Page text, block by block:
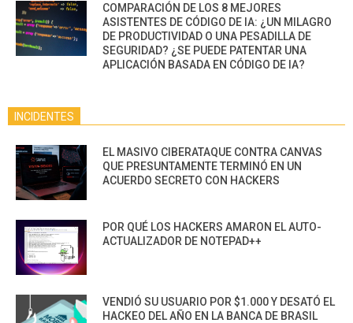
COMPARACIÓN DE LOS 8 MEJORES
ASISTENTES DE CÓDIGO DE IA: ¿UN MILAGRO
DE PRODUCTIVIDAD O UNA PESADILLA DE
SEGURIDAD? ¿SE PUEDE PATENTAR UNA
APLICACIÓN BASADA EN CÓDIGO DE IA?
INCIDENTES
EL MASIVO CIBERATAQUE CONTRA CANVAS
QUE PRESUNTAMENTE TERMINÓ EN UN
ACUERDO SECRETO CON HACKERS
POR QUÉ LOS HACKERS AMARON EL AUTO-
ACTUALIZADOR DE NOTEPAD++
VENDIÓ SU USUARIO POR $1.000 Y DESATÓ EL
HACKEO DEL AÑO EN LA BANCA DE BRASIL